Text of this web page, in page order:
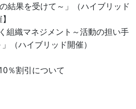
結果を受けて～」（ハイブリッド
組織マネジメント～活動の担い手
（ハイブリッド開催）
％割引について